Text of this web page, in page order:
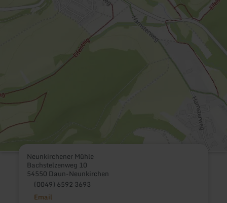
Neunkirchener Mühle
Bachstelzenweg 10
54550 Daun-Neunkirchen
(0049) 6592 3693
Email